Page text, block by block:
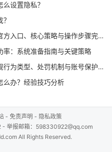
设置隐私？
口、核心策略与操作步骤完整解析
率：系统准备指南与关键策略
类型、处罚机制与账号保护策略
么办？经验技巧分析
- 免责声明 - 隐私政策
- 举报邮箱：598330922@qq.com
All Rights Reserved.